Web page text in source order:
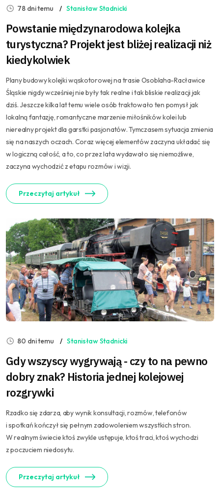
78 dni temu Stanisław Stadnicki
Powstanie międzynarodowa kolejka
turystyczna? Projekt jest bliżej realizacji niż
kiedykolwiek
Plany budowy kolejki wąskotorowej na trasie Osoblaha-Racławice
Śląskie nigdy wcześniej nie były tak realne i tak bliskie realizacji jak
dziś. Jeszcze kilka lat temu wiele osób traktowało ten pomysł jak
lokalną fantazję, romantyczne marzenie miłośników kolei lub
nierealny projekt dla garstki pasjonatów. Tymczasem sytuacja zmienia
się na naszych oczach. Coraz więcej elementów zaczyna układać się
w logiczną całość, a to, co przez lata wydawało się niemożliwe,
zaczyna wychodzić z etapu rozmów i wizji.
Przeczytaj artykuł
80 dni temu Stanisław Stadnicki
Gdy wszyscy wygrywają - czy to na pewno
dobry znak? Historia jednej kolejowej
rozgrywki
Rzadko się zdarza, aby wynik konsultacji, rozmów, telefonów
i spotkań kończył się pełnym zadowoleniem wszystkich stron.
W realnym świecie ktoś zwykle ustępuje, ktoś traci, ktoś wychodzi
z poczuciem niedosytu.
Przeczytaj artykuł